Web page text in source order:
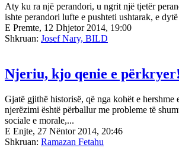
Aty ku ra një perandori, u ngrit një tjetër
ishte perandori lufte e pushteti ushtarak, e
E Premte, 12 Dhjetor 2014, 19:00
Shkruan: Josef Nary, BILD
Njeriu, kjo qenie e përkryer!
Gjatë gjithë historisë, që nga kohët e hershme
njerëzimi është përballur me probleme të
sociale e morale,...
E Enjte, 27 Nëntor 2014, 20:46
Shkruan: Ramazan Fetahu